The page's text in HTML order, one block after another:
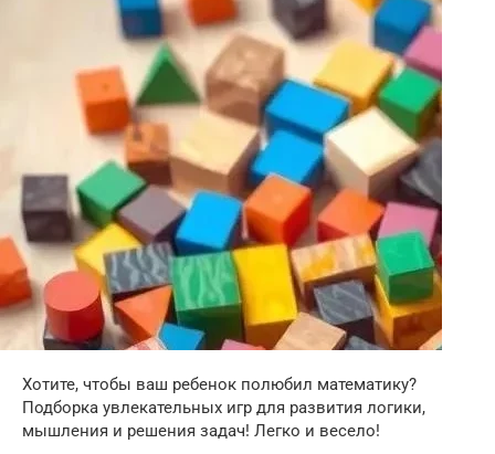
Хотите, чтобы ваш ребенок полюбил математику?
Подборка увлекательных игр для развития логики,
мышления и решения задач! Легко и весело!